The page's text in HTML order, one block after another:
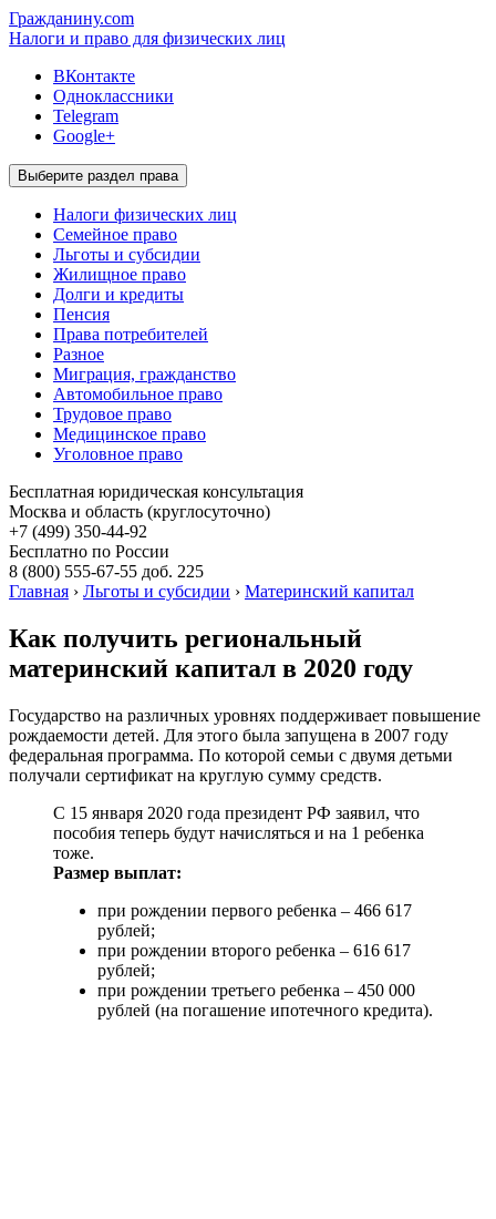
Гражданину.com
Налоги и право для физических лиц
ВКонтакте
Одноклассники
Telegram
Google+
Выберите раздел права
Налоги физических лиц
Семейное право
Льготы и субсидии
Жилищное право
Долги и кредиты
Пенсия
Права потребителей
Разное
Миграция, гражданство
Автомобильное право
Трудовое право
Медицинское право
Уголовное право
Бесплатная юридическая консультация
Москва и область (круглосуточно)
+7 (499) 350-44-92
Бесплатно по России
8 (800) 555-67-55 доб. 225
Главная › Льготы и субсидии › Материнский капитал
Как получить региональный
материнский капитал в 2020 году
Государство на различных уровнях поддерживает повышение
рождаемости детей. Для этого была запущена в 2007 году
федеральная программа. По которой семьи с двумя детьми
получали сертификат на круглую сумму средств.
С 15 января 2020 года президент РФ заявил, что
пособия теперь будут начисляться и на 1 ребенка
тоже.
Размер выплат:
при рождении первого ребенка – 466 617
рублей;
при рождении второго ребенка – 616 617
рублей;
при рождении третьего ребенка – 450 000
рублей (на погашение ипотечного кредита).